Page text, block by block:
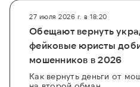
27 июля 2026 г. в 18:20
Обещают вернуть
фейковые юристы
мошенников в 2026
Как вернуть деньги от